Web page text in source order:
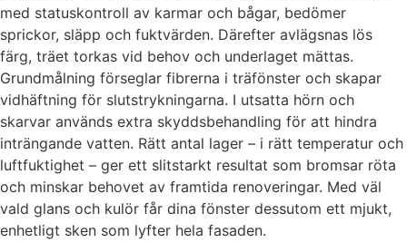
med statuskontroll av karmar och bågar, bedömer
sprickor, släpp och fuktvärden. Därefter avlägsnas lös
färg, träet torkas vid behov och underlaget mättas.
Grundmålning förseglar fibrerna i träfönster och skapar
vidhäftning för slutstrykningarna. I utsatta hörn och
skarvar används extra skyddsbehandling för att hindra
inträngande vatten. Rätt antal lager – i rätt temperatur och
luftfuktighet – ger ett slitstarkt resultat som bromsar röta
och minskar behovet av framtida renoveringar. Med väl
vald glans och kulör får dina fönster dessutom ett mjukt,
enhetligt sken som lyfter hela fasaden.